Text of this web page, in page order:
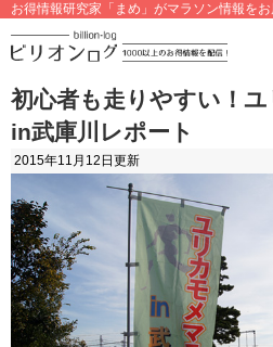
お得情報研究家「まめ」がマラソン情報をお
初心者も走りやすい！
in武庫川レポート
2015年11月12日 更新